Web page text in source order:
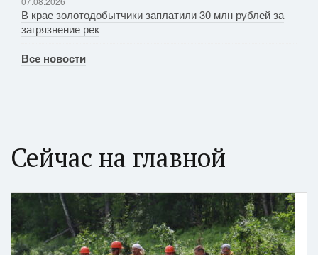
В крае золотодобытчики заплатили 30 млн рублей за
загрязнение рек
Все новости
Сейчас на главной